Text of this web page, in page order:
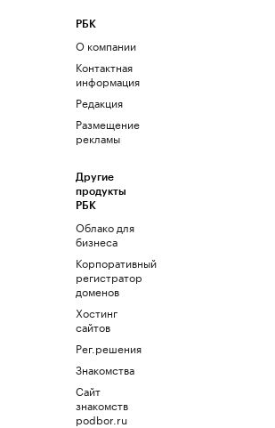
РБК
О компании
Контактная
информация
Редакция
Размещение
рекламы
Другие
продукты
РБК
Облако для
бизнеса
Корпоративный
регистратор
доменов
Хостинг
сайтов
Рег.решения
Знакомства
Сайт
знакомств
podbor.ru